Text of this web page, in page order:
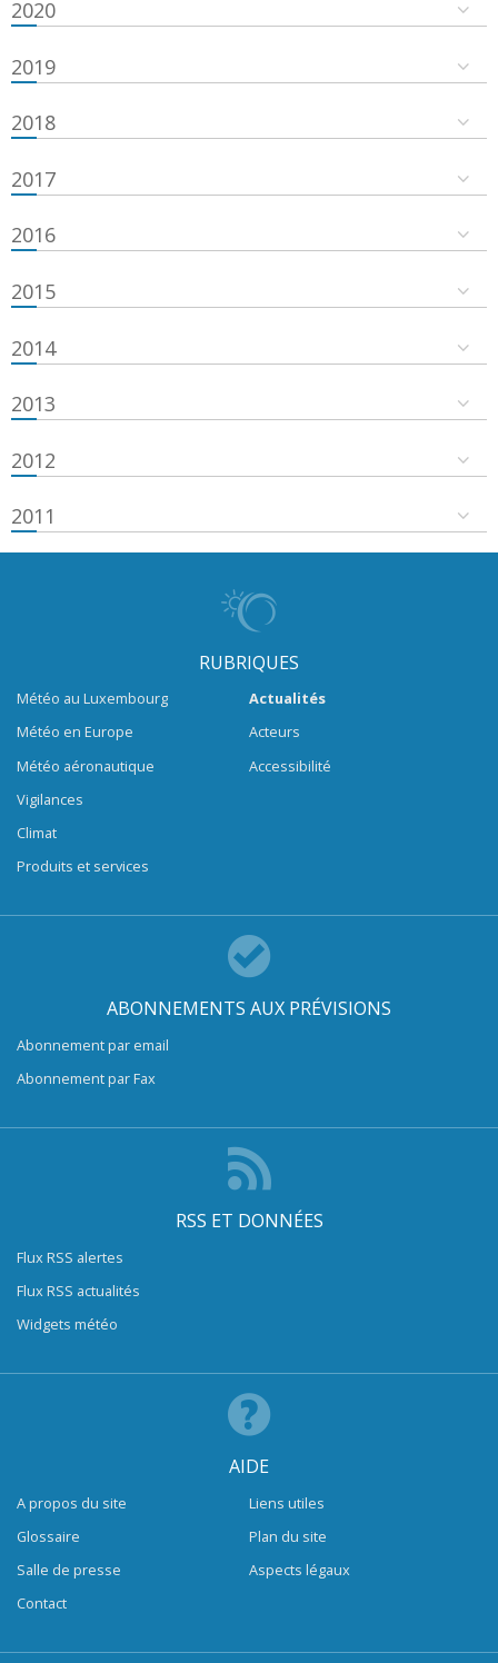
2020
2019
2018
2017
2016
2015
2014
2013
2012
2011
RUBRIQUES
Météo au Luxembourg
Météo en Europe
Météo aéronautique
Vigilances
Climat
Produits et services
Actualités
Acteurs
Accessibilité
ABONNEMENTS AUX PRÉVISIONS
Abonnement par email
Abonnement par Fax
RSS ET DONNÉES
Flux RSS alertes
Flux RSS actualités
Widgets météo
AIDE
A propos du site
Glossaire
Salle de presse
Contact
Liens utiles
Plan du site
Aspects légaux